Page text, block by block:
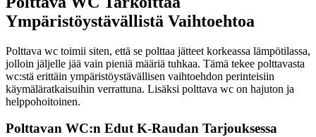
Ympäristöystävällistä Vaihtoehtoa
Polttava wc toimii siten, että se polttaa jätteet korkeassa lämpötilassa,
jolloin jäljelle jää vain pieniä määriä tuhkaa. Tämä tekee polttavasta
wc:stä erittäin ympäristöystävällisen vaihtoehdon perinteisiin
käymäläratkaisuihin verrattuna. Lisäksi polttava wc on hajuton ja
helppohoitoinen.
Polttavan WC:n Edut K-Raudan Tarjouksessa